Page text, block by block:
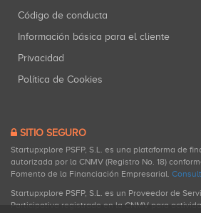
Código de conducta
Información básica para el cliente
Privacidad
Política de Cookies
SITIO SEGURO
Startupxplore PSFP, S.L. es una plataforma de
autorizada por la CNMV (Registro No. 18)
Fomento de la Financiación Empresarial.
Startupxplore PSFP, S.L. es un Proveedor de
Participativa registrado en la CNMV para